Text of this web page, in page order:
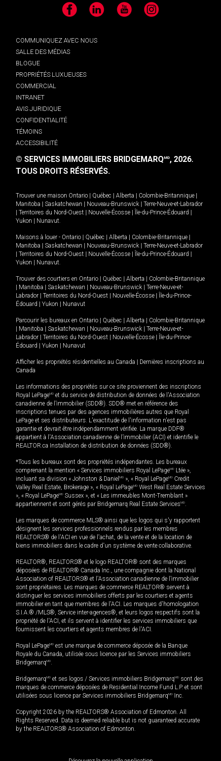
Facebook LinkedIn YouTube Instagram
COMMUNIQUEZ AVEC NOUS
SALLE DES MÉDIAS
BLOGUE
PROPRIÉTÉS LUXUEUSES
COMMERCIAL
INTRANET
AVIS JURIDIQUE
CONFIDENTIALITÉ
TÉMOINS
ACCESSIBILITÉ
© SERVICES IMMOBILIERS BRIDGEMARQMD, 2026.
TOUS DROITS RÉSERVÉS.
Trouver une maison Ontario Québec Alberta Colombie-Britannique
Manitoba
Saskatchewan Nouveau-Brunswick
Terre-Neuve-et-Labrador
Territoires du Nord-Ouest Nouvelle-Écosse Île-du-Prince-Édouard
Yukon
Nunavut.
Maisons à louer - Ontario Québec Alberta Colombie-Britannique
Manitoba
Saskatchewan Nouveau-Brunswick
Terre-Neuve-et-Labrador
Territoires du Nord-Ouest Nouvelle-Écosse Île-du-Prince-Édouard
Yukon
Nunavut.
Trouver des courtiers en Ontario Québec Alberta
Colombie-Britannique
Manitoba Saskatchewan Nouveau-Brunswick
Terre-Neuve-et-
Labrador
Territoires du Nord-Ouest Nouvelle-Écosse
Île-du-Prince-
Édouard
Yukon Nunavut
Parcourir les bureaux en Ontario Québec Alberta
Colombie-Britannique
Manitoba Saskatchewan Nouveau-Brunswick
Terre-Neuve-et-
Labrador
Territoires du Nord-Ouest Nouvelle-Écosse
Île-du-Prince-
Édouard
Yukon Nunavut
Afficher les propriétés résidentielles au Canada
Dernières inscriptions au
Canada
Les informations des propriétés sur ce site proviennent des inscriptions
Royal LePageMD et du service de distribution de données de l'Association
canadienne de l’immobilier (SDD®). SDD® met en référence des
inscriptions tenues par des agences immobilières autres que Royal
LePage et ses distributeurs. L'exactitude de l'information n'est pas
garantie et devrait être indépendamment vérifiée. La marque DDF®
appartient à l'Association canadienne de l’immobilier (ACI) et identifie le
REALTOR.ca Installation de distribution de données (SDD®).
*Tous les bureaux sont des propriétés indépendantes. Les bureaux
comprenant la mention « Services immobiliers Royal LePageMD Ltée »,
incluant sa division « Johnston & Daniel MD », « Royal LePageMD Credit
Valley Real Estate, Brokerage », « Royal LePageMD West Real Estate Services
», « Royal LePageMD Sussex », et « Les immeubles Mont-Tremblant »
appartiennent et sont gérés par Bridgemarq Real Estate ServicesMD.
Les marques de commerce MLS® ainsi que les logos qui s'y rapportent
désignent les services professionnels rendus par les membres
REALTORS® de l'ACI en vue de l'achat, de la vente et de la location de
biens immobiliers dans le cadre d'un système de vente collaborative.
REALTOR®, REALTORS® et le logo REALTOR® sont des marques
déposées de REALTOR® Canada Inc., une compagnie dont la National
Association of REALTORS® et l'Association canadienne de l’immobilier
sont propriétaires. Les marques de commerce REALTOR® servent à
distinguer les services immobiliers offerts par les courtiers et agents
immobilier en tant que membres de l'ACI. Les marques d'homologation
S.I.A.® /MLS®, Service inter-agences®, et leurs logos respectifs sont la
propriété de l'ACI, et ils servent à identifier les services immobiliers que
fournissent les courtiers et agents membres de l'ACI.
Royal LePageMD est une marque de commerce déposée de la Banque
Royale du Canada, utilisée sous licence par les Services immobiliers
BridgemarqMD.
BridgemarqMD et ses logos / Services immobiliers BridgemarqMD sont des
marques de commerce déposées de Residential Income Fund L.P. et sont
utilisées sous licence par Services immobiliers BridgemarqMD Inc.
Copyright 2026 by the REALTORS® Association of Edmonton. All
Rights Reserved. Data is deemed reliable but is not guaranteed accurate
by the REALTORS® Association of Edmonton.